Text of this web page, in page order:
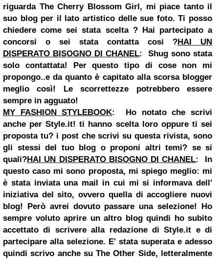
riguarda The Cherry Blossom Girl, mi piace tanto il
suo blog per il lato artistico delle sue foto. Ti posso
chiedere come sei stata scelta ? Hai partecipato a
concorsi o sei stata contatta cosi ?HAI UN
DISPERATO BISOGNO DI CHANEL: Shug sono stata
solo contattata! Per questo tipo di cose non mi
propongo..e da quanto è capitato alla scorsa blogger
meglio così! Le scorrettezze potrebbero essere
sempre in agguato!
MY FASHION STYLEBOOK: Ho notato che scrivi
anche per Style.it! ti hanno scelta loro oppure ti sei
proposta tu? i post che scrivi su questa rivista, sono
gli stessi del tuo blog o proponi altri temi? se si
quali?HAI UN DISPERATO BISOGNO DI CHANEL: In
questo caso mi sono proposta, mi spiego meglio: mi
è stata inviata una mail in cui mi si informava dell'
iniziativa del sito, ovvero quella di accogliere nuovi
blog! Però avrei dovuto passare una selezione! Ho
sempre voluto aprire un altro blog quindi ho subito
accettato di scrivere alla redazione di Style.it e di
partecipare alla selezione. E' stata superata e adesso
quindi scrivo anche su The Other Side, letteralmente